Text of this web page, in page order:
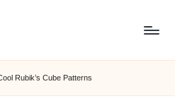
Rubik’s Cube Patterns